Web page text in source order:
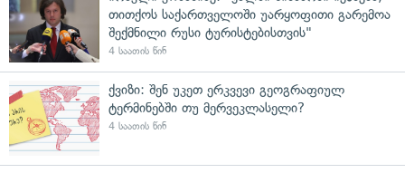
თითქოს საქართველოში უარყოფითი გარემოა
შექმნილი რუსი ტურისტებისთვის"
4 საათის წინ
ქვიზი: შენ უკეთ ერკვევი გეოგრაფიულ
ტერმინებში თუ მერვეკლასელი?
4 საათის წინ